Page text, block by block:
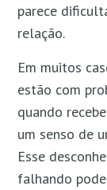
parece
relação.
Em muitos
estão com
quando
um senso de
Esse
falhando